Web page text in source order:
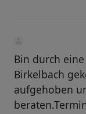
Bin durch
Birkelbach
aufgehoben